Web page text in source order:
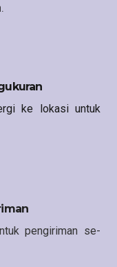
ke lokasi untuk
pengiriman se-